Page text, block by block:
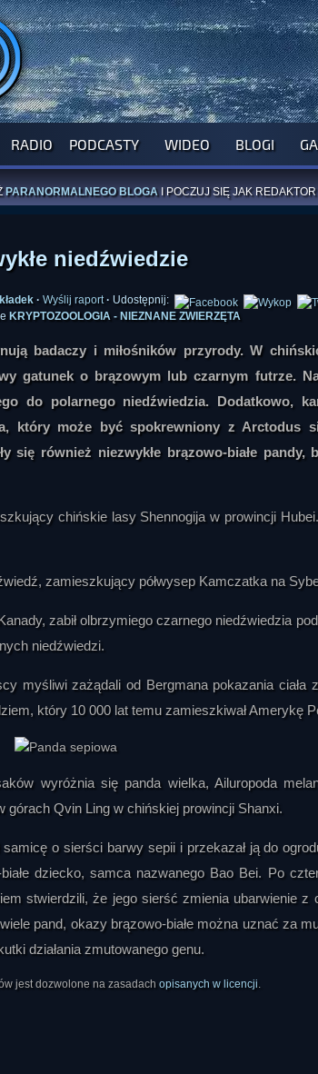
RADIO PODCASTY WIDEO BLOGI
PROGRAM NA NAJBLIŻSZY TYDZIEŃ
WYPRÓBUJ NASZE OFICJALNE APLIKACJE
PARANORMALNEGO BLOGAI POCZUJ SIĘ JAK REDAKTOR
niedźwiedzie
· Wyślij raport · Udostępnij:
KRYPTOZOOLOGIA - NIEZNANE ZWIERZĘTA
badaczy i miłośników przyrody. W
gatunek o brązowym lub czarnym futrze.
do polarnego niedźwiedzia. Dodatkowo,
który może być spokrewniony z Arctodus
również niezwykłe brązowo-białe pandy,
chińskie lasy Shennogija w prowincji
zamieszkujący półwysep Kamczatka na
zabił olbrzymiego czarnego niedźwiedzia
niedźwiedzi.
myśliwi zażądali od Bergmana pokazania ciała
który 10 000 lat temu zamieszkiwał Amerykę
wyróżnia się panda wielka, Ailuropoda
górach Qvin Ling w chińskiej prowincji Shanxi.
o sierści barwy sepii i przekazał ją do
dziecko, samca nazwanego Bao Bei. Po
stwierdzili, że jego sierść zmienia ubarwienie z
pand, okazy brązowo-białe można uznać za
działania zmutowanego genu.
jest dozwolone na zasadach opisanych w licencji.